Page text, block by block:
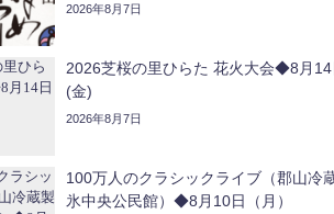
2026年8月7日
2026芝桜の里ひらた 花火大会◆8月14
(金)
2026年8月7日
100万人のクラシックライブ（郡山冷
氷中央公民館）◆8月10日（月）